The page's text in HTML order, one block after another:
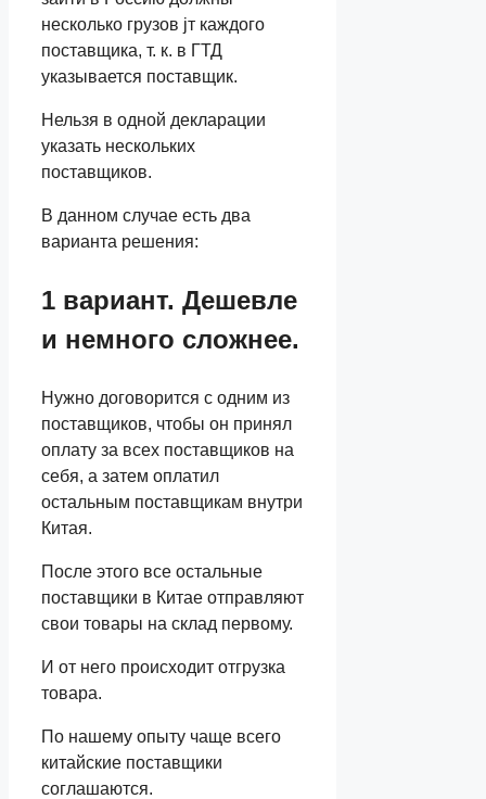
несколько грузов jт каждого
поставщика, т. к. в ГТД
указывается поставщик.
Нельзя в одной декларации
указать нескольких
поставщиков.
В данном случае есть два
варианта решения:
1 вариант. Дешевле
и немного сложнее.
Нужно договорится с одним из
поставщиков, чтобы он принял
оплату за всех поставщиков на
себя, а затем оплатил
остальным поставщикам внутри
Китая.
После этого все остальные
поставщики в Китае отправляют
свои товары на склад первому.
И от него происходит отгрузка
товара.
По нашему опыту чаще всего
китайские поставщики
соглашаются.